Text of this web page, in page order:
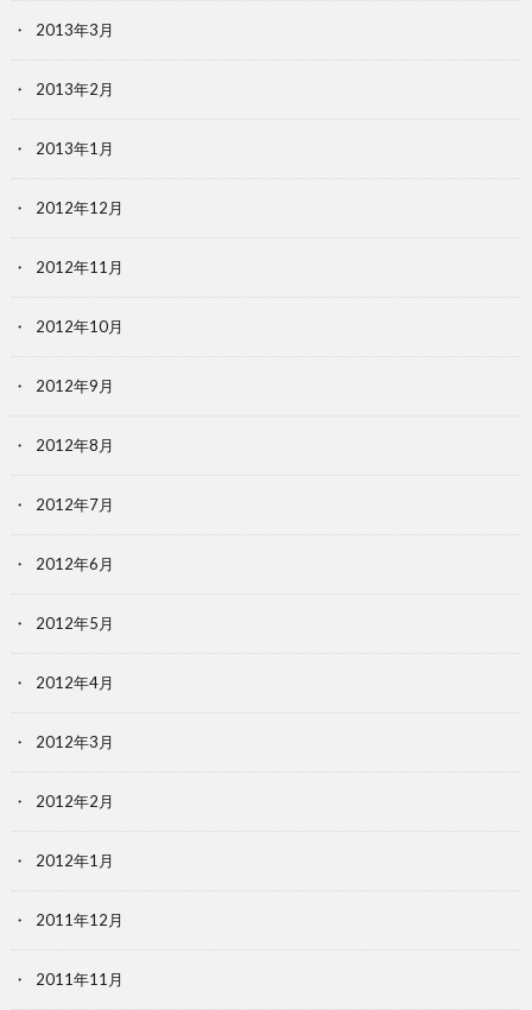
2013年3月
2013年2月
2013年1月
2012年12月
2012年11月
2012年10月
2012年9月
2012年8月
2012年7月
2012年6月
2012年5月
2012年4月
2012年3月
2012年2月
2012年1月
2011年12月
2011年11月